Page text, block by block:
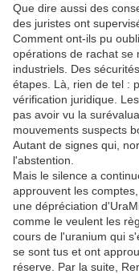
Que dire aussi des
des juristes ont
Comment ont-ils pu
opérations de rachat se
industriels. Des
étapes. Là, rien de tel :
vérification juridique.
pas avoir vu la
mouvements suspects
Autant de signes qui,
l'abstention.
Mais le silence a
approuvent les
une dépréciation
comme le veulent les
cours de l'uranium qui
se sont tus et ont
réserve. Par la suite,